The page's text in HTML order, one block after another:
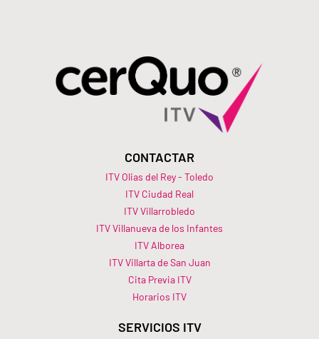
CONTACTAR
ITV Olias del Rey - Toledo
ITV Ciudad Real
ITV Villarrobledo
ITV Villanueva de los Infantes
ITV Alborea
ITV Villarta de San Juan
Cita Previa ITV
Horarios ITV​
SERVICIOS ITV